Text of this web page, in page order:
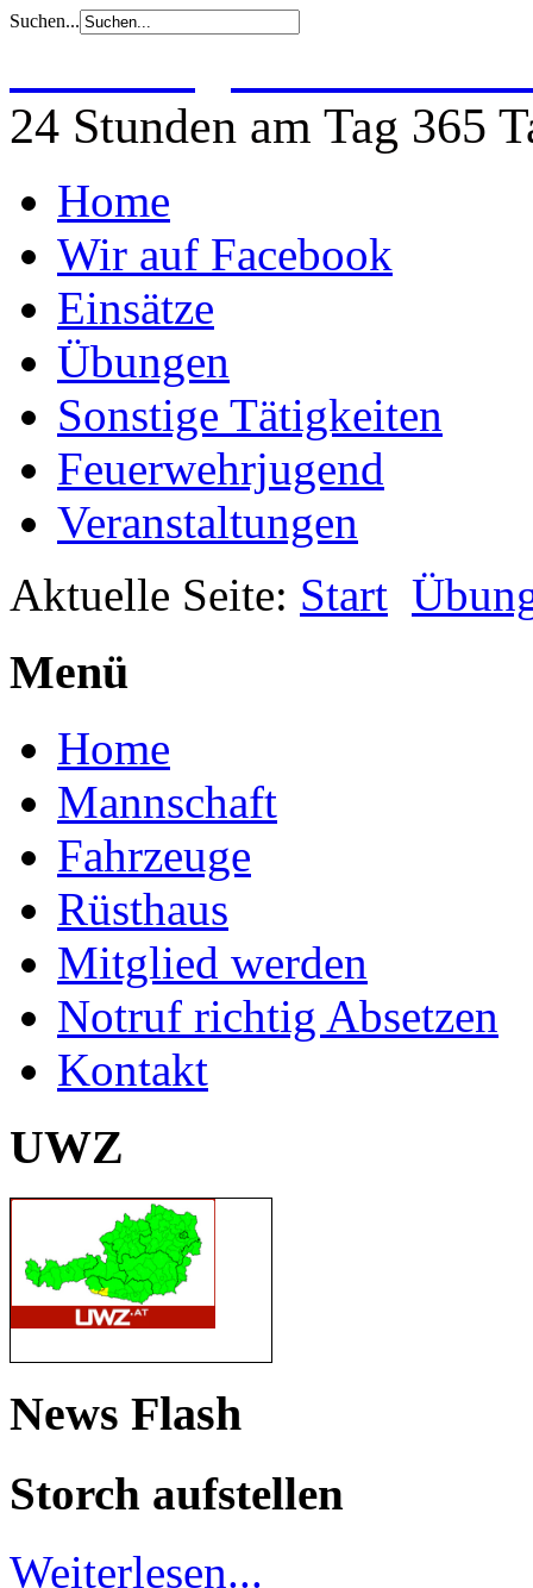
Suchen...
24 Stunden am Tag 365
Home
Wir auf Facebook
Einsätze
Übungen
Sonstige Tätigkeiten
Feuerwehrjugend
Veranstaltungen
Aktuelle Seite: Start
Menü
Home
Mannschaft
Fahrzeuge
Rüsthaus
Mitglied werden
Notruf richtig Absetzen
Kontakt
UWZ
News Flash
Storch aufstellen
Weiterlesen...